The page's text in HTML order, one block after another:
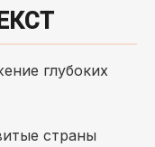
глубоких
страны